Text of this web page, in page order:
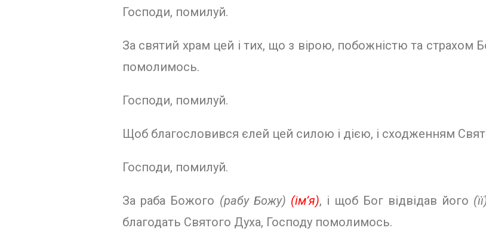
Господи, помилуй.
За святий храм цей і тих, що з вірою, побожністю та страхом
помолимось.
Господи, помилуй.
Щоб благословився єлей цей силою і дією, і сходженням
Господи, помилуй.
За раба Божого (рабу Божу) (ім’я), і щоб Бог відвідав його
благодать Святого Духа, Господу помолимось.